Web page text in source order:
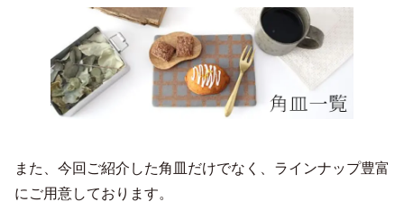
また、今回ご紹介した角皿だけでなく、ラインナップ豊富
にご用意しております。